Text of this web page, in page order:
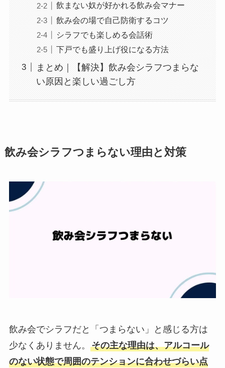
飲まない奴が好かれる飲み会マナー
飲み会の場で自己防衛するコツ
シラフでも楽しめる会話術
下戸でも盛り上げ役になる方法
まとめ｜【解決】飲み会シラフつまらな
い原因と楽しい過ごし方
飲み会シラフつまらない理由と対策
飲み会でシラフだと「つまらない」と感じる方は
少なくありません。 その主な理由は、アルコール
のない状態で周囲のテンションに合わせづらい点